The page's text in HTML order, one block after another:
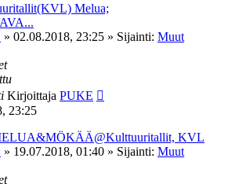
Melua;
» 02.08.2018, 23:25 » Sijainti: Muut
Kirjoittaja PUKE
23:25
KVL
» 19.07.2018, 01:40 » Sijainti: Muut